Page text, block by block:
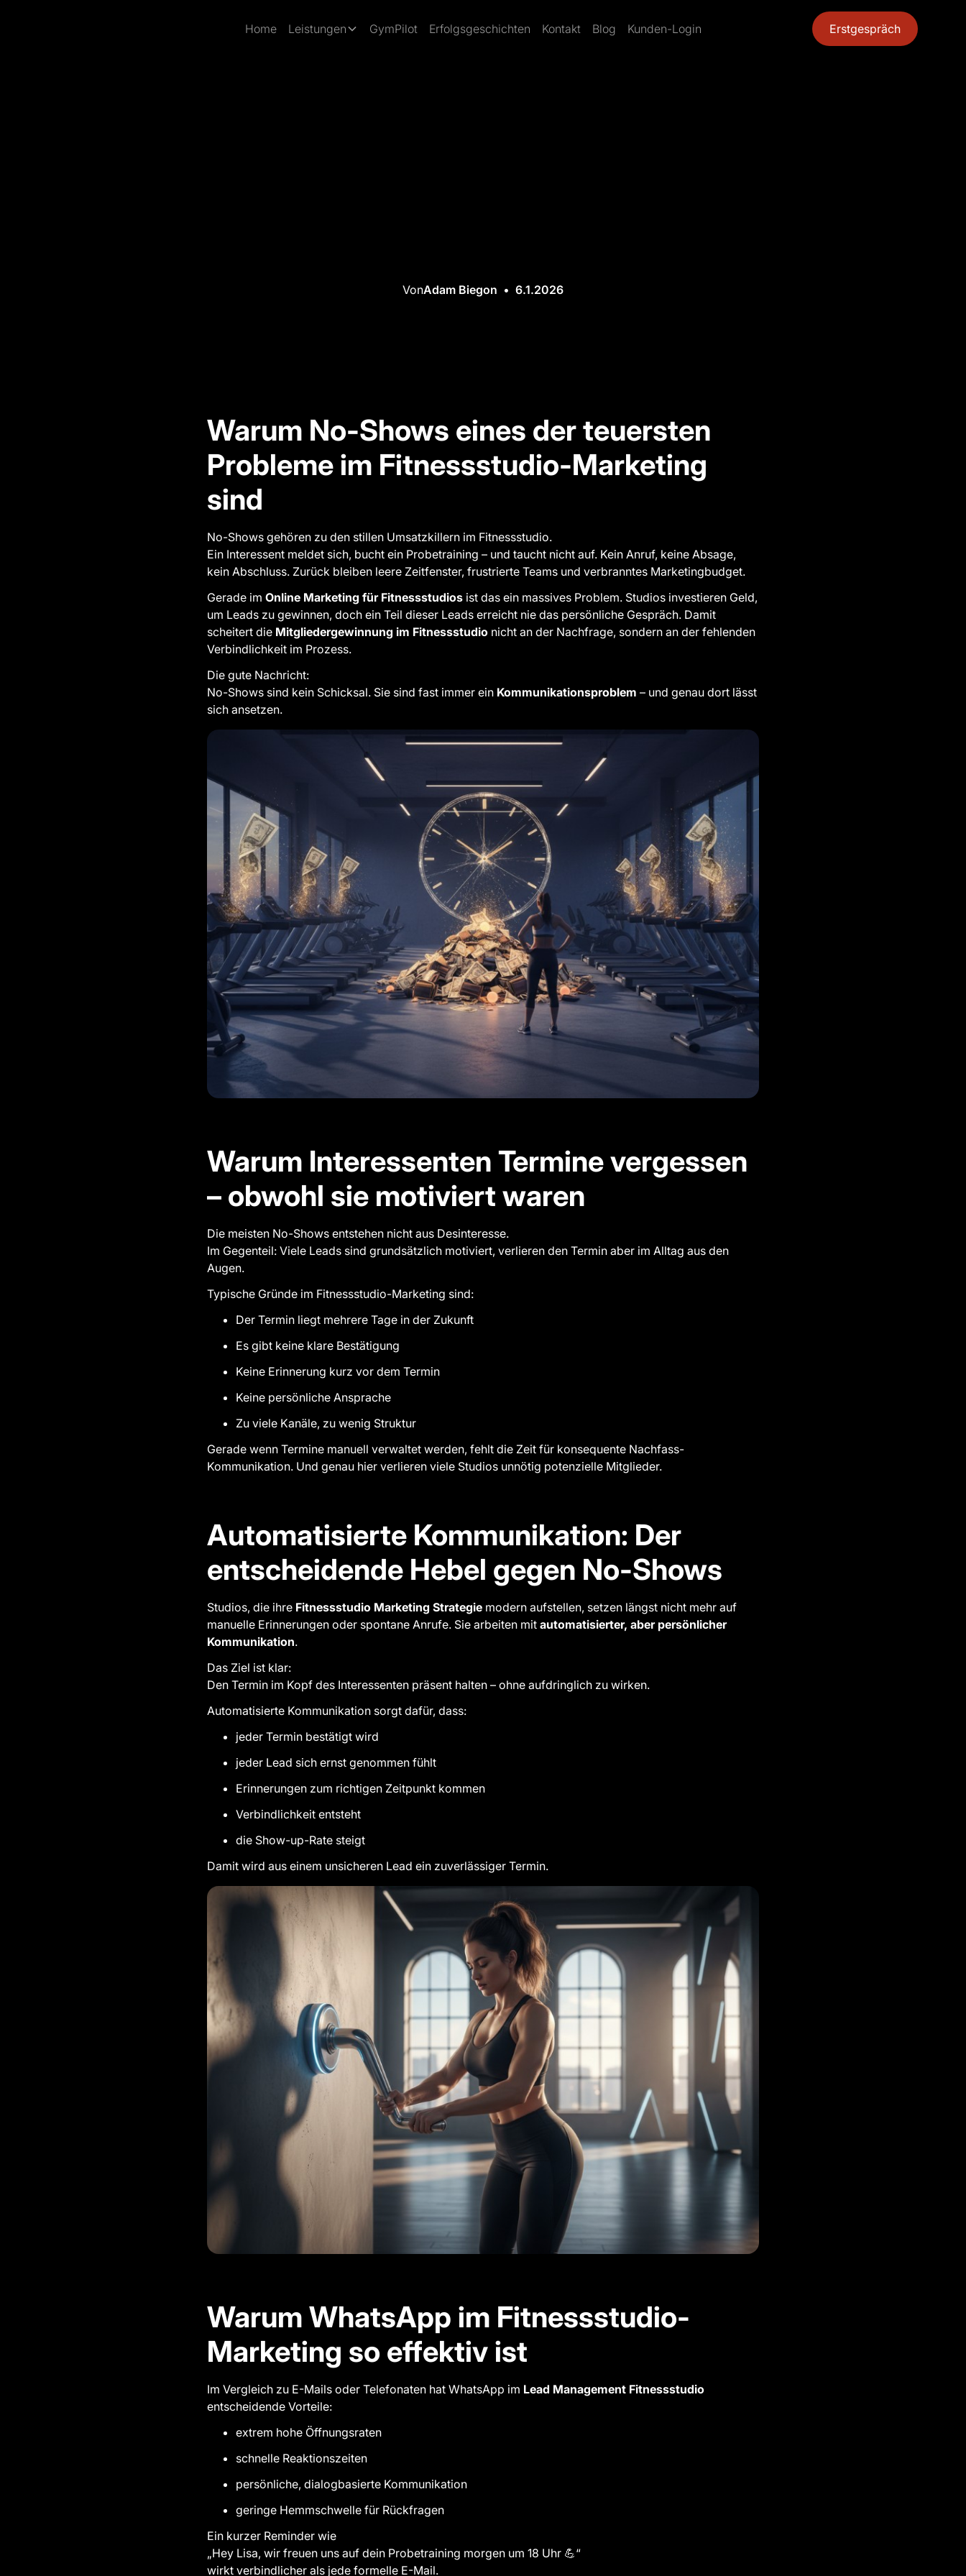
Home Leistungen GymPilot Erfolgsgeschichten Kontakt Blog Kunden-Login Erstgespräch
VonAdam Biegon • 6.1.2026
Warum No-Shows eines der teuersten
Probleme im Fitnessstudio-Marketing
sind
No-Shows gehören zu den stillen Umsatzkillern im Fitnessstudio.
Ein Interessent meldet sich, bucht ein Probetraining – und taucht nicht auf. Kein Anruf, keine Absage,
kein Abschluss. Zurück bleiben leere Zeitfenster, frustrierte Teams und verbranntes Marketingbudget.
Gerade im Online Marketing für Fitnessstudios ist das ein massives Problem. Studios investieren Geld,
um Leads zu gewinnen, doch ein Teil dieser Leads erreicht nie das persönliche Gespräch. Damit
scheitert die Mitgliedergewinnung im Fitnessstudio nicht an der Nachfrage, sondern an der fehlenden
Verbindlichkeit im Prozess.
Die gute Nachricht:
No-Shows sind kein Schicksal. Sie sind fast immer ein Kommunikationsproblem – und genau dort lässt
sich ansetzen.
Warum Interessenten Termine vergessen
– obwohl sie motiviert waren
Die meisten No-Shows entstehen nicht aus Desinteresse.
Im Gegenteil: Viele Leads sind grundsätzlich motiviert, verlieren den Termin aber im Alltag aus den
Augen.
Typische Gründe im Fitnessstudio-Marketing sind:
Der Termin liegt mehrere Tage in der Zukunft
Es gibt keine klare Bestätigung
Keine Erinnerung kurz vor dem Termin
Keine persönliche Ansprache
Zu viele Kanäle, zu wenig Struktur
Gerade wenn Termine manuell verwaltet werden, fehlt die Zeit für konsequente Nachfass-
Kommunikation. Und genau hier verlieren viele Studios unnötig potenzielle Mitglieder.
Automatisierte Kommunikation: Der
entscheidende Hebel gegen No-Shows
Studios, die ihre Fitnessstudio Marketing Strategie modern aufstellen, setzen längst nicht mehr auf
manuelle Erinnerungen oder spontane Anrufe. Sie arbeiten mit automatisierter, aber persönlicher
Kommunikation.
Das Ziel ist klar:
Den Termin im Kopf des Interessenten präsent halten – ohne aufdringlich zu wirken.
Automatisierte Kommunikation sorgt dafür, dass:
jeder Termin bestätigt wird
jeder Lead sich ernst genommen fühlt
Erinnerungen zum richtigen Zeitpunkt kommen
Verbindlichkeit entsteht
die Show-up-Rate steigt
Damit wird aus einem unsicheren Lead ein zuverlässiger Termin.
Warum WhatsApp im Fitnessstudio-
Marketing so effektiv ist
Im Vergleich zu E-Mails oder Telefonaten hat WhatsApp im Lead Management Fitnessstudio
entscheidende Vorteile:
extrem hohe Öffnungsraten
schnelle Reaktionszeiten
persönliche, dialogbasierte Kommunikation
geringe Hemmschwelle für Rückfragen
Ein kurzer Reminder wie
„Hey Lisa, wir freuen uns auf dein Probetraining morgen um 18 Uhr 💪“
wirkt verbindlicher als jede formelle E-Mail.